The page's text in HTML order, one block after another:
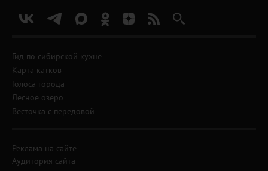
Гид по сибирской кухне
Карта катков
Голоса города
Лесное озеро
Весточка с передовой
Реклама на сайте
Аудитория сайта